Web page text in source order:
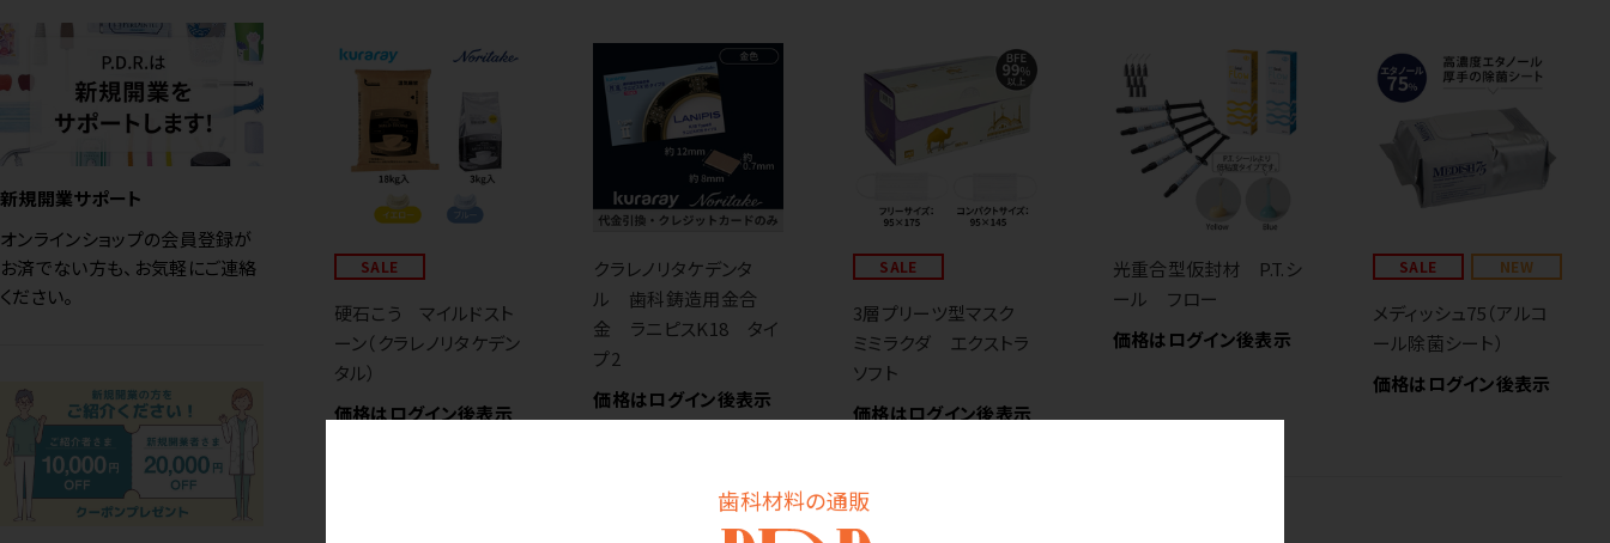
歯科材料の通販
新規開業サポート
オンラインショップの会員登録が
お済でない方も、お気軽にご連絡
ください。
SALE
硬石こう マイルドスト
ーン（クラレノリタケデン
タル）
価格はログイン後表示
クラレノリタケデンタ
ル 歯科鋳造用金合
金 ラニピスK18 タイ
プ2
価格はログイン後表示
SALE
3層プリーツ型マスク
ミミラクダ エクストラ
ソフト
価格はログイン後表示
光重合型仮封材 P.T.シ
ール フロー
価格はログイン後表示
SALE NEW
メディッシュ75（アルコ
ール除菌シート）
価格はログイン後表示